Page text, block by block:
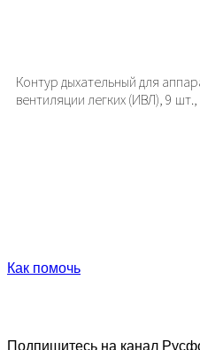
Контур дыхательный для
вентиляции легких (ИВЛ), 9 шт.,
Как помочь
Подпишитесь на канал